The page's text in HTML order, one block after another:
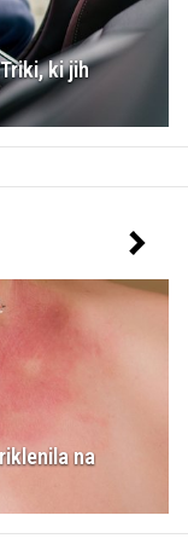
ki jih
na